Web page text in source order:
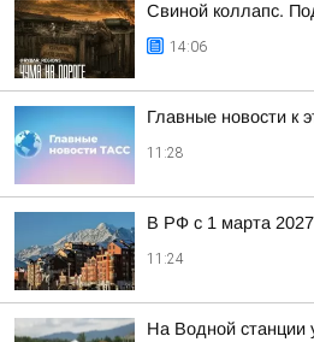
Свиной коллапс.
14:06
Главные новости к
11:28
В РФ с 1 марта 2027
11:24
На Водной станции